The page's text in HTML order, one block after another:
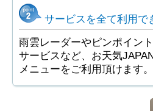
サービスを全て利用で
雨雲レーダーやピンポイン
サービスなど、お天気
メニューをご利用頂けます。